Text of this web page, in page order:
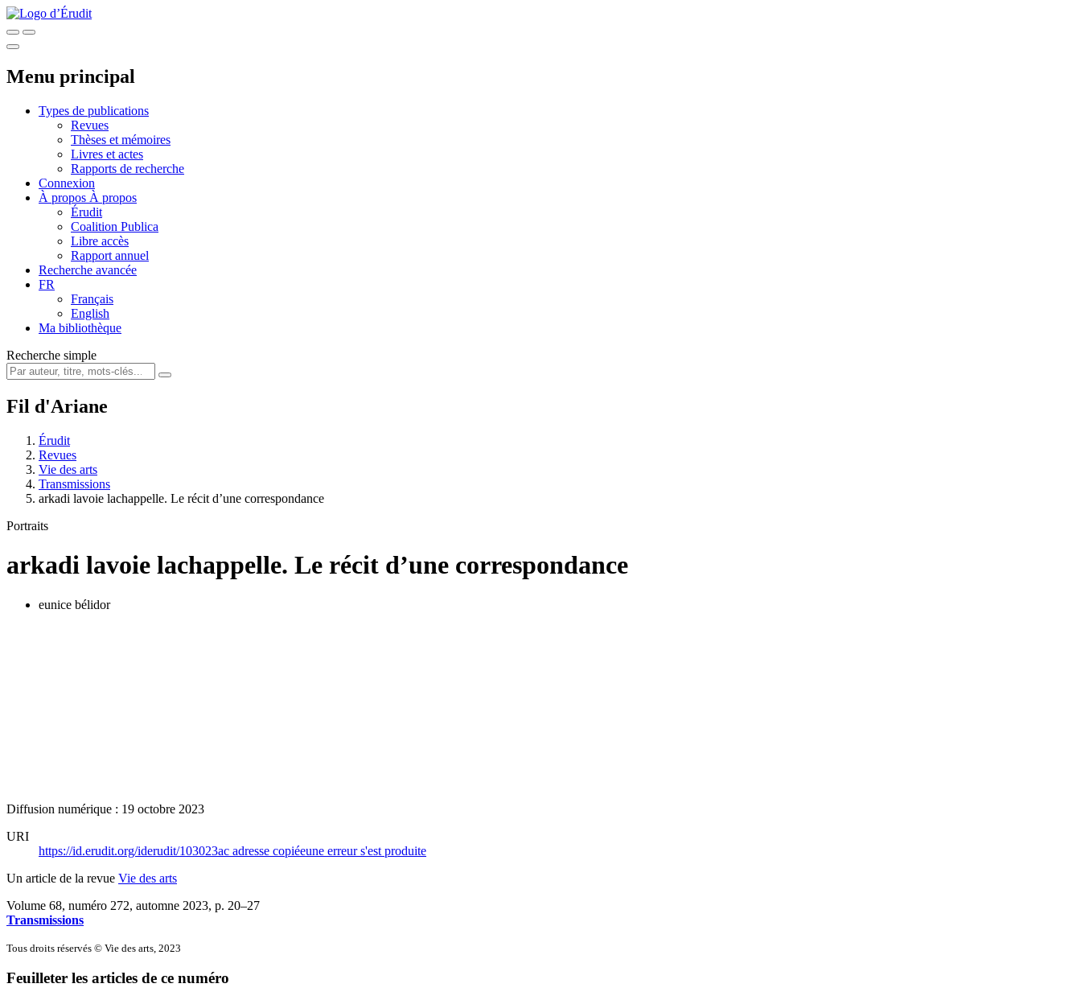
Menu principal
Types de publications
Revues
Thèses et mémoires
Livres et actes
Rapports de recherche
Connexion
À propos À propos
Érudit
Coalition Publica
Libre accès
Rapport annuel
Recherche avancée
FR
Français
English
Ma bibliothèque
Recherche simple
Fil d'Ariane
Érudit
Revues
Vie des arts
Transmissions
arkadi lavoie lachappelle. Le récit d’une correspondance
Portraits
arkadi lavoie lachappelle. Le récit d’une correspondance
eunice bélidor
Diffusion numérique : 19 octobre 2023
URI
https://id.erudit.org/iderudit/103023ac adresse copiéeune erreur s'est produite
Un article de la revue Vie des arts
Volume 68, numéro 272, automne 2023, p. 20–27
Transmissions
Tous droits réservés © Vie des arts, 2023
Feuilleter les articles de ce numéro